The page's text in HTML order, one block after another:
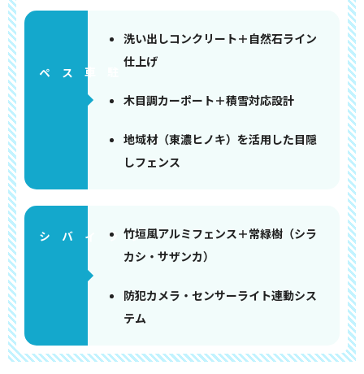
洗い出しコンクリート＋自然石ライン
仕上げ
木目調カーポート＋積雪対応設計
地域材（東濃ヒノキ）を活用した目隠
しフェンス
竹垣風アルミフェンス＋常緑樹（シラ
カシ・サザンカ）
防犯カメラ・センサーライト連動シス
テム